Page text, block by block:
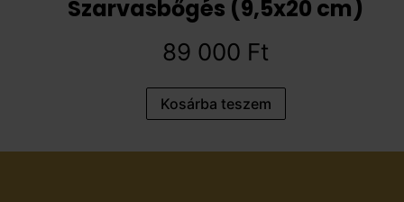
Szarvasbőgés (9,5x20 cm)
89 000 Ft
Kosárba teszem